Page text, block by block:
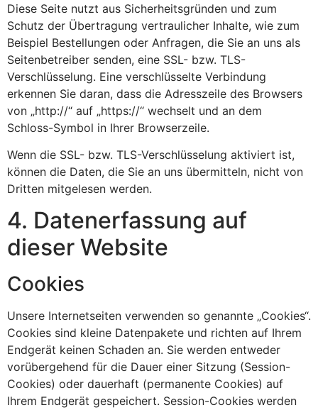
Diese Seite nutzt aus Sicherheitsgründen und zum
Schutz der Übertragung vertraulicher Inhalte, wie zum
Beispiel Bestellungen oder Anfragen, die Sie an uns als
Seitenbetreiber senden, eine SSL- bzw. TLS-
Verschlüsselung. Eine verschlüsselte Verbindung
erkennen Sie daran, dass die Adresszeile des Browsers
von „http://“ auf „https://“ wechselt und an dem
Schloss-Symbol in Ihrer Browserzeile.
Wenn die SSL- bzw. TLS-Verschlüsselung aktiviert ist,
können die Daten, die Sie an uns übermitteln, nicht von
Dritten mitgelesen werden.
4. Datenerfassung auf
dieser Website
Cookies
Unsere Internetseiten verwenden so genannte „Cookies“.
Cookies sind kleine Datenpakete und richten auf Ihrem
Endgerät keinen Schaden an. Sie werden entweder
vorübergehend für die Dauer einer Sitzung (Session-
Cookies) oder dauerhaft (permanente Cookies) auf
Ihrem Endgerät gespeichert. Session-Cookies werden